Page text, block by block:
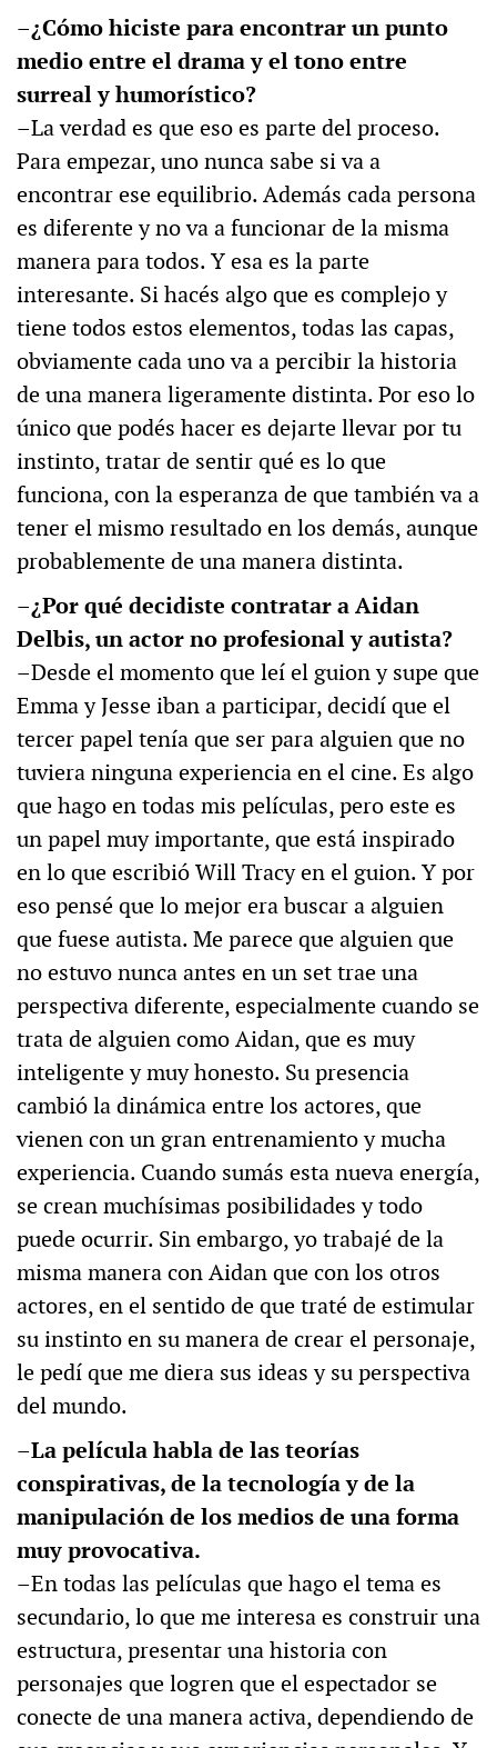
–¿Cómo hiciste para encontrar un punto
medio entre el drama y el tono entre
surreal y humorístico?
–La verdad es que eso es parte del proceso.
Para empezar, uno nunca sabe si va a
encontrar ese equilibrio. Además cada persona
es diferente y no va a funcionar de la misma
manera para todos. Y esa es la parte
interesante. Si hacés algo que es complejo y
tiene todos estos elementos, todas las capas,
obviamente cada uno va a percibir la historia
de una manera ligeramente distinta. Por eso lo
único que podés hacer es dejarte llevar por tu
instinto, tratar de sentir qué es lo que
funciona, con la esperanza de que también va a
tener el mismo resultado en los demás, aunque
probablemente de una manera distinta.
–¿Por qué decidiste contratar a Aidan
Delbis, un actor no profesional y autista?
–Desde el momento que leí el guion y supe que
Emma y Jesse iban a participar, decidí que el
tercer papel tenía que ser para alguien que no
tuviera ninguna experiencia en el cine. Es algo
que hago en todas mis películas, pero este es
un papel muy importante, que está inspirado
en lo que escribió Will Tracy en el guion. Y por
eso pensé que lo mejor era buscar a alguien
que fuese autista. Me parece que alguien que
no estuvo nunca antes en un set trae una
perspectiva diferente, especialmente cuando se
trata de alguien como Aidan, que es muy
inteligente y muy honesto. Su presencia
cambió la dinámica entre los actores, que
vienen con un gran entrenamiento y mucha
experiencia. Cuando sumás esta nueva energía,
se crean muchísimas posibilidades y todo
puede ocurrir. Sin embargo, yo trabajé de la
misma manera con Aidan que con los otros
actores, en el sentido de que traté de estimular
su instinto en su manera de crear el personaje,
le pedí que me diera sus ideas y su perspectiva
del mundo.
–La película habla de las teorías
conspirativas, de la tecnología y de la
manipulación de los medios de una forma
muy provocativa.
–En todas las películas que hago el tema es
secundario, lo que me interesa es construir una
estructura, presentar una historia con
personajes que logren que el espectador se
conecte de una manera activa, dependiendo de